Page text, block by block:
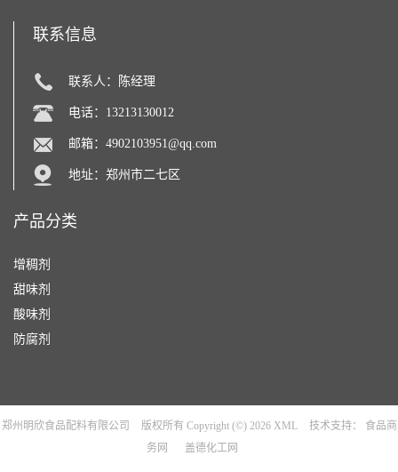
联系信息
联系人：陈经理
电话：13213130012
邮箱： 4902103951@qq.com
地址：郑州市二七区
产品分类
增稠剂
甜味剂
酸味剂
防腐剂
郑州明欣食品配料有限公司 版权所有 Copyright (©) 2026 XML 技术支持：
食品商
务网
盖德化工网